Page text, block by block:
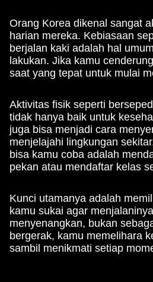
Orang Korea dikenal sangat
harian mereka. Kebiasaan
berjalan kaki adalah hal
lakukan. Jika kamu
saat yang tepat untuk mulai
Aktivitas fisik seperti
tidak hanya baik untuk
juga bisa menjadi cara
menjelajahi lingkungan
bisa kamu coba adalah
pekan atau mendaftar kelas
Kunci utamanya adalah
kamu sukai agar
menyenangkan, bukan
bergerak, kamu memelihara
sambil menikmati setiap